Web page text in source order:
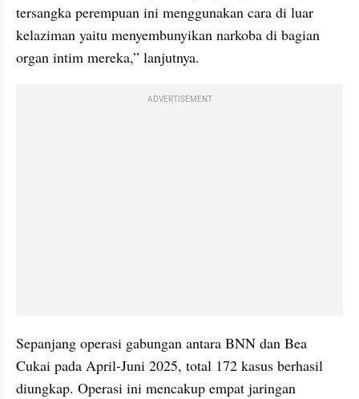
tersangka perempuan ini menggunakan cara di luar
kelaziman yaitu menyembunyikan narkoba di bagian
organ intim mereka,” lanjutnya.
ADVERTISEMENT
Sepanjang operasi gabungan antara BNN dan Bea
Cukai pada April-Juni 2025, total 172 kasus berhasil
diungkap. Operasi ini mencakup empat jaringan